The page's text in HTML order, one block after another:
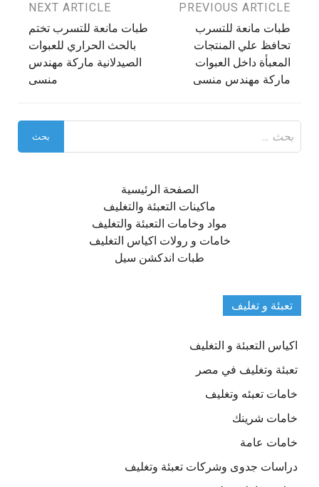
تصفّح
المقالات
PREVIOUS ARTICLE
طبات مانعة للتسرب
تحافظ علي المنتجات
المعبأة داخل العبوات
ماركة مهندس منسى
NEXT ARTICLE
طبات مانعة للتسرب تختم
بالحث الحراري للعبوات
الصيدلانية ماركة مهندس
منسى
عن:
الصفحة الرئيسية
ماكينات التعبئة والتغليف
مواد وخامات التعبئة والتغليف
خامات و رولات اكياس التغليف
طبات اندكشن سيل
تعبئة و تغليف
اكياس التعبئة و التغليف
تعبئة وتغليف في مصر
خامات تعبئه وتغليف
خامات شرينك
خامات عامة
دراسات جدوى وشركات تعبئة وتغليف